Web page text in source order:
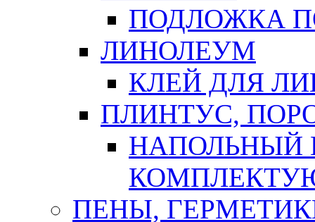
ПОДЛОЖКА
ЛИНОЛЕУМ
КЛЕЙ ДЛЯ
ПЛИНТУС,
НАПОЛЬНЫЙ
ПЕНЫ,